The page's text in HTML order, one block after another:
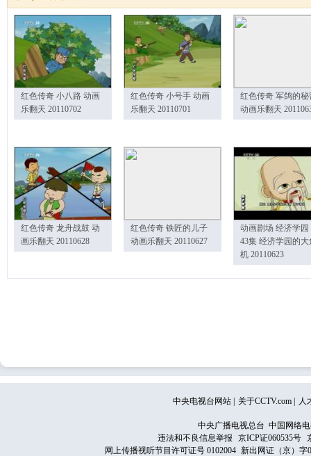
红色传奇 小八路 动画
乐翻天 20110702
红色传奇 小号手 动画
乐翻天 20110701
红色传奇 军鸽的秘
动画乐翻天
红色传奇 龙舟战鼓 动
画乐翻天 20110628
红色传奇 铁匠的儿子
动画乐翻天 20110627
动画剧场 经济学园
43集 经济学园的大
机 20110623
中央电视台网站 关于CCTV.com 人
中央广播电视总台 中国网络
违法和不良信息举报
京ICP证060535号
网上传播视听节目许可证号 0102004 新出网证（京）